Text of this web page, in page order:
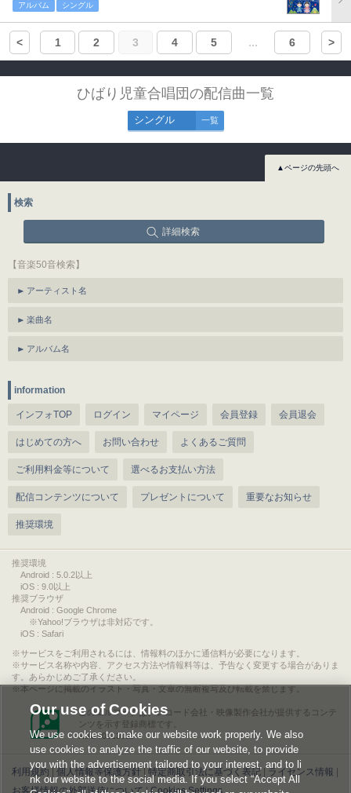
アルバム シングル
< 1 2 3 4 5 ... 6 >
ひばり児童合唱団の配信曲一覧
シングル 一覧
▲ページの先頭へ
検索
詳細検索
【音楽50音検索】
アーティスト名
楽曲名
アルバム名
information
インフォTOP ログイン マイページ 会員登録 会員退会
はじめての方へ お問い合わせ よくあるご質問
ご利用料金等について 選べるお支払い方法
配信コンテンツについて プレゼントについて 重要なお知らせ
推奨環境
推奨環境
Android : 5.0.2以上
iOS : 9.0以上
推奨ブラウザ
Android : Google Chrome
※Yahoo!ブラウザは非対応です。
iOS : Safari
サービスをご利用されるには、情報料のほかに通信料が必要になります。
サービス名称や内容、アクセス方法や情報料等は、予告なく変更する場合がありま
す。あらかじめご了承ください。
本ページに掲載のイラスト・写真・文章の無断複写及び転載を禁じます。
このエルマークは、レコード会社・映像製作会社が提供するコンテ
ンツを示す登録商標です。
RIAJ00013011
利用規約 個人情報等保護方針 特定商取引法に基づく表記| ライセンス情報
お客様情報の外部送信について|Cookies Settings
Our use of Cookies
We use cookies to make our website work properly. We also
use cookies to analyze the traffic of our website, to provide
you with the advertisement tailored to your interest, and to li
nk our website to the social media. If you select “Accept All